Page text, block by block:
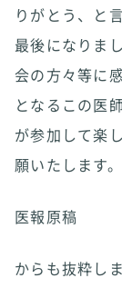
りがとう、と
最後になりま
会の方々等に
となるこの医
が参加して楽
願いたします
医報原稿
からも抜粋